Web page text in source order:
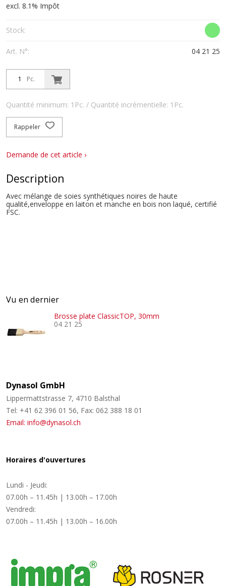
excl. 8.1% Impôt
Stock:
Art. N°: 04 21 25
Pc.
Quantité minimum: 1Pc. / Quantité incrémentielle: 1Pc.
Rappeler
Demande de cet article ›
Description
Avec mélange de soies synthétiques noires de haute
qualité,enveloppe en laiton et manche en bois non laqué, certifié
FSC.
Vu en dernier
Brosse plate ClassicTOP, 30mm
04 21 25
Dynasol GmbH
Lippermattstrasse 7, 4710 Balsthal
Tel: +41 62 396 01 56, Fax: 062 388 18 01
Email: info@dynasol.ch
Horaires d'ouvertures
Lundi - Jeudi:
07.00h – 11.45h | 13.00h – 17.00h
Vendredi:
07.00h – 11.45h | 13.00h – 16.00h